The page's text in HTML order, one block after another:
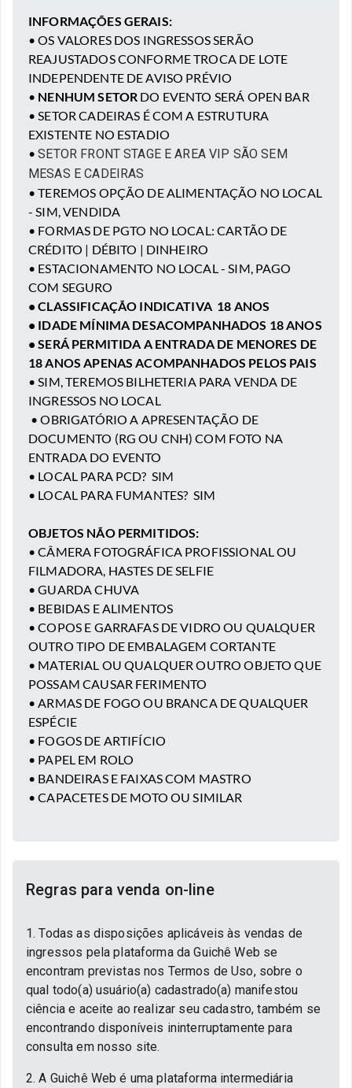
INFORMAÇÕES GERAIS:
• OS VALORES DOS INGRESSOS SERÃO
REAJUSTADOS CONFORME TROCA DE LOTE
INDEPENDENTE DE AVISO PRÉVIO
• NENHUM SETOR DO EVENTO SERÁ OPEN BAR
• SETOR CADEIRAS É COM A ESTRUTURA
EXISTENTE NO ESTADIO
•SETOR FRONT STAGE E AREA VIP SÃO SEM
MESAS E CADEIRAS
• TEREMOS OPÇÃO DE ALIMENTAÇÃO NO LOCAL
- SIM, VENDIDA
• FORMAS DE PGTO NO LOCAL: CARTÃO DE
CRÉDITO | DÉBITO | DINHEIRO
• ESTACIONAMENTO NO LOCAL - SIM, PAGO
COM SEGURO
• CLASSIFICAÇÃO INDICATIVA 18 ANOS
• IDADE MÍNIMA DESACOMPANHADOS 18 ANOS
• SERÁ PERMITIDA A ENTRADA DE MENORES DE
18 ANOS APENAS ACOMPANHADOS PELOS PAIS
• SIM, TEREMOS BILHETERIA PARA VENDA DE
INGRESSOS NO LOCAL
• OBRIGATÓRIO A APRESENTAÇÃO DE
DOCUMENTO (RG OU CNH) COM FOTO NA
ENTRADA DO EVENTO
• LOCAL PARA PCD? SIM
• LOCAL PARA FUMANTES? SIM
OBJETOS NÃO PERMITIDOS:
• CÂMERA FOTOGRÁFICA PROFISSIONAL OU
FILMADORA, HASTES DE SELFIE
• GUARDA CHUVA
• BEBIDAS E ALIMENTOS
• COPOS E GARRAFAS DE VIDRO OU QUALQUER
OUTRO TIPO DE EMBALAGEM CORTANTE
• MATERIAL OU QUALQUER OUTRO OBJETO QUE
POSSAM CAUSAR FERIMENTO
• ARMAS DE FOGO OU BRANCA DE QUALQUER
ESPÉCIE
• FOGOS DE ARTIFÍCIO
• PAPEL EM ROLO
• BANDEIRAS E FAIXAS COM MASTRO
• CAPACETES DE MOTO OU SIMILAR
Regras para venda on-line
1. Todas as disposições aplicáveis às vendas de
ingressos pela plataforma da Guichê Web se
encontram previstas nos Termos de Uso, sobre o
qual todo(a) usuário(a) cadastrado(a) manifestou
ciência e aceite ao realizar seu cadastro, também se
encontrando disponíveis ininterruptamente para
consulta em nosso site.
2. A Guichê Web é uma plataforma intermediária